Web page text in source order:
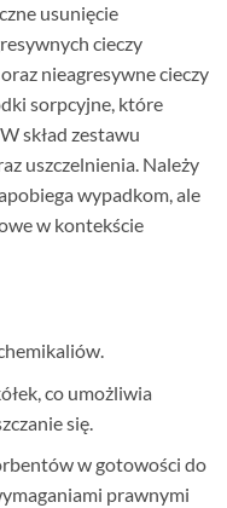
usunięcie
cieczy
nieagresywne cieczy
sorpcyjne, które
skład zestawu
uszczelnienia. Należy
wypadkom, ale
w kontekście
co umożliwia
się.
w gotowości do
prawnymi